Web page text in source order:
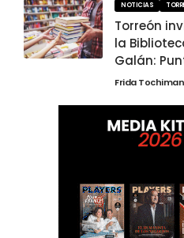
NOTICIAS
Torreón
la
Galán:
Frida